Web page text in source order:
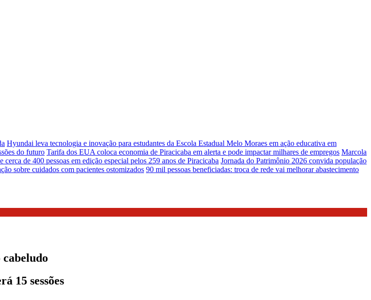
Hyundai leva tecnologia e inovação para estudantes da Escola Estadual Melo Moraes em ação educativa em
do futuro Tarifa dos EUA coloca economia de Piracicaba em alerta e pode impactar milhares de empregos Marcola
cerca de 400 pessoas em edição especial pelos 259 anos de Piracicaba Jornada do Patrimônio 2026 convida população
sobre cuidados com pacientes ostomizados 90 mil pessoas beneficiadas: troca de rede vai melhorar abastecimento
15 sessões